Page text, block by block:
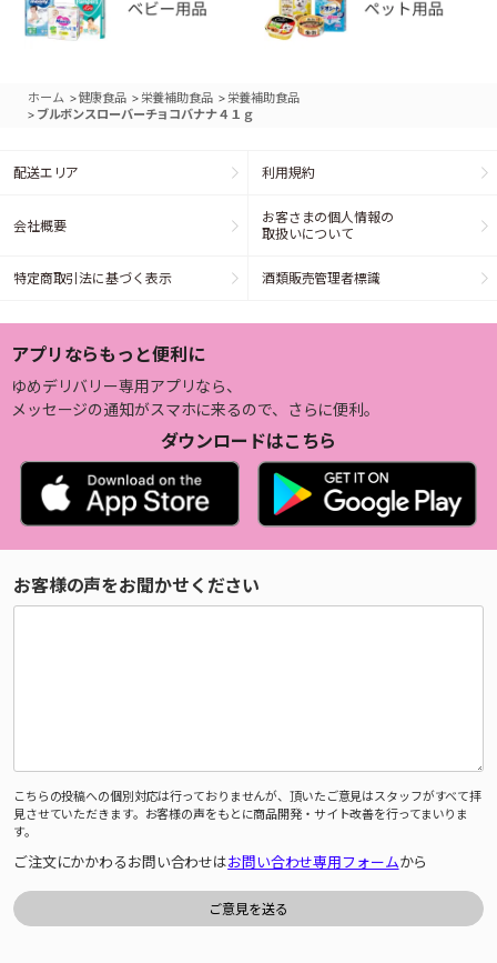
ホーム >健康食品 > 栄養補助食品 > 栄養補助食品
> ブルボンスローバーチョコバナナ４１ｇ
配送エリア 利用規約
会社概要
お客さまの個人情報の
取扱いについて
特定商取引法に基づく表示 酒類販売管理者標識
アプリならもっと便利に
ゆめデリバリー専用アプリなら、
メッセージの通知がスマホに来るので、さらに便利。
ダウンロードはこちら
お客様の声をお聞かせください
こちらの投稿への個別対応は行っておりませんが、頂いたご意見はスタッフがすべて拝
見させていただきます。お客様の声をもとに商品開発・サイト改善を行ってまいりま
す。
ご注文にかかわるお問い合わせはお問い合わせ専用フォームから